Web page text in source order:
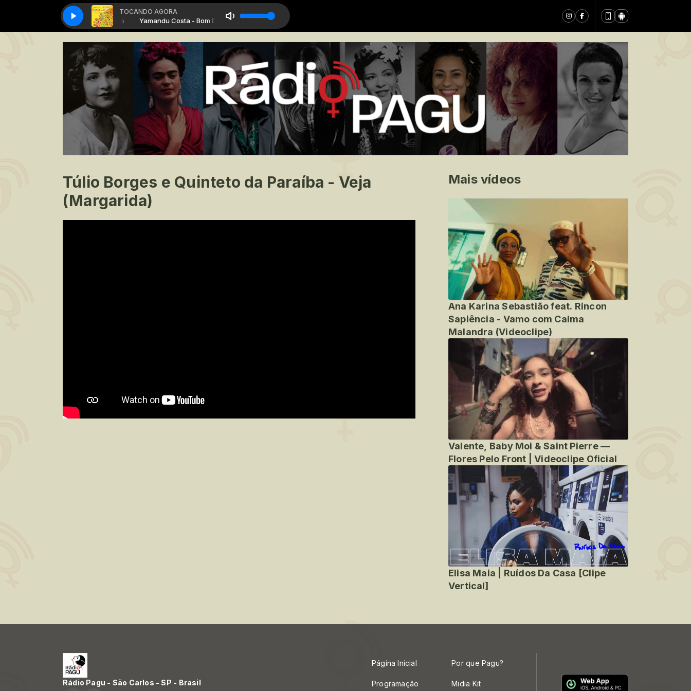
TOCANDO AGORA
Yamandu Costa - Bom Dia Yamandu Costa - Bom Dia
Túlio Borges e Quinteto da Paraíba - Veja
(Margarida)
Mais vídeos
Ana Karina Sebastião feat. Rincon
Sapiência - Vamo com Calma
Malandra (Videoclipe)
Valente, Baby Moi & Saint Pierre —
Flores Pelo Front | Videoclipe Oficial
Elisa Maia | Ruídos Da Casa [Clipe
Vertical]
Rádio Pagu - São Carlos - SP - Brasil
Página Inicial
Programação
Por que Pagu?
Midia Kit